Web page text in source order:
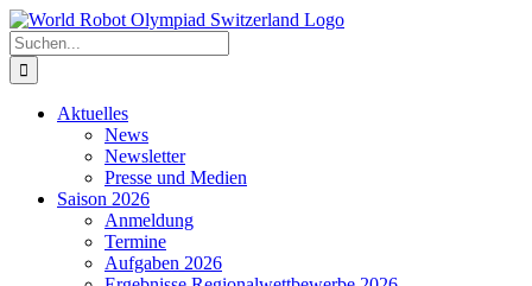
Zum
Inhalt
springen
Suche
nach:
Aktuelles
News
Newsletter
Presse und Medien
Saison 2026
Anmeldung
Termine
Aufgaben 2026